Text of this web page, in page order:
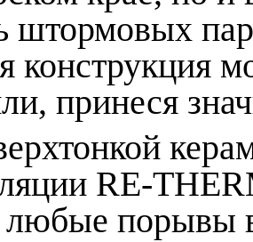
штормовых
конструкция
принеся
RE-
порывы